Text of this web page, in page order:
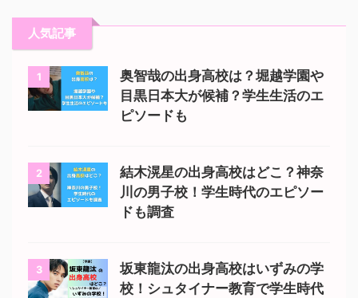
人気記事
1
奥智哉の出身高校は？堀越学園や
目黒日本大が候補？学生生活のエ
ピソードも
2
結木滉星の出身高校はどこ？神奈
川の男子校！学生時代のエピソー
ドも調査
3
坂東龍汰の出身高校はいずみの学
校！シュタイナー教育で学生時代